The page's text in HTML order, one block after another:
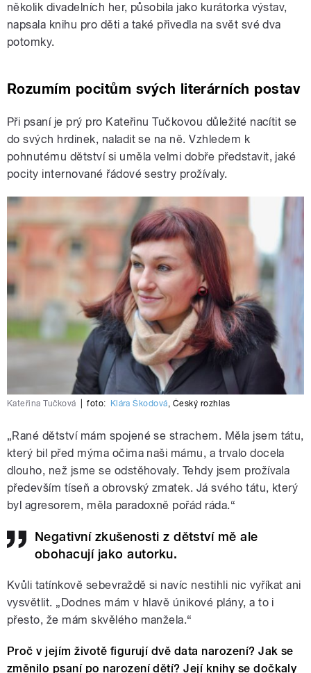
několik divadelních her, působila jako kurátorka výstav,
napsala knihu pro děti a také přivedla na svět své dva
potomky.
Rozumím pocitům svých literárních postav
Při psaní je prý pro Kateřinu Tučkovou důležité nacítit se
do svých hrdinek, naladit se na ně. Vzhledem k
pohnutému dětství si uměla velmi dobře představit, jaké
pocity internované řádové sestry prožívaly.
Kateřina Tučková foto: Klára Škodová Český rozhlas
„Rané dětství mám spojené se strachem. Měla jsem tátu,
který bil před mýma očima naši mámu, a trvalo docela
dlouho, než jsme se odstěhovaly. Tehdy jsem prožívala
především tíseň a obrovský zmatek. Já svého tátu, který
byl agresorem, měla paradoxně pořád ráda.“
Negativní zkušenosti z dětství mě ale
obohacují jako autorku.
Kvůli tatínkově sebevraždě si navíc nestihli nic vyříkat ani
vysvětlit. „Dodnes mám v hlavě únikové plány, a to i
přesto, že mám skvělého manžela.“
Proč v jejím životě figurují dvě data narození? Jak se
změnilo psaní po narození dětí? Její knihy se dočkaly